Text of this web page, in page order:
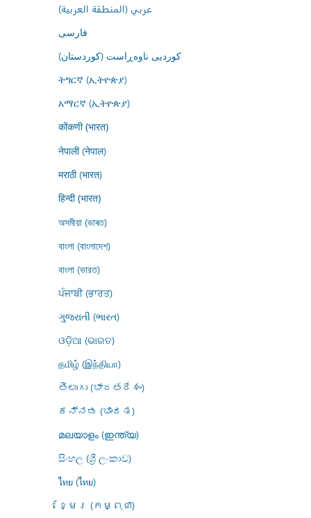
عربي (المنطقة العربية)
فارسى
کوردیی ناوەڕاست (کوردستان)
ትግርኛ (ኢትዮጵያ)
አማርኛ (ኢትዮጵያ)
कोंकणी (भारत)
नेपाली (नेपाल)
मराठी (भारत)
हिन्दी (भारत)
অসমীয়া (ভাৰত)
বাংলা (বাংলাদেশ)
বাংলা (ভারত)
ਪੰਜਾਬੀ (ਭਾਰਤ)
ગુજરાતી (ભારત)
ଓଡ଼ିଆ (ଭାରତ)
தமிழ் (இந்தியா)
తెలుగు (భారతదేశం)
ಕನ್ನಡ (ಭಾರತ)
മലയാളം (ഇന്ത്യ)
සිංහල (ශ්‍රී ලංකාව)
ไทย (ไทย)
ខ្មែរ (កម្ពុជា)